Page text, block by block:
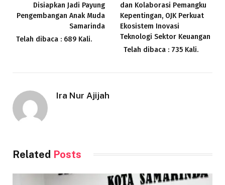
Disiapkan Jadi Payung
Pengembangan Anak Muda
Samarinda
Telah dibaca : 689 Kali.
dan Kolaborasi Pemangku
Kepentingan, OJK Perkuat
Ekosistem Inovasi
Teknologi Sektor Keuangan
Telah dibaca : 735 Kali.
Ira Nur Ajijah
Related Posts